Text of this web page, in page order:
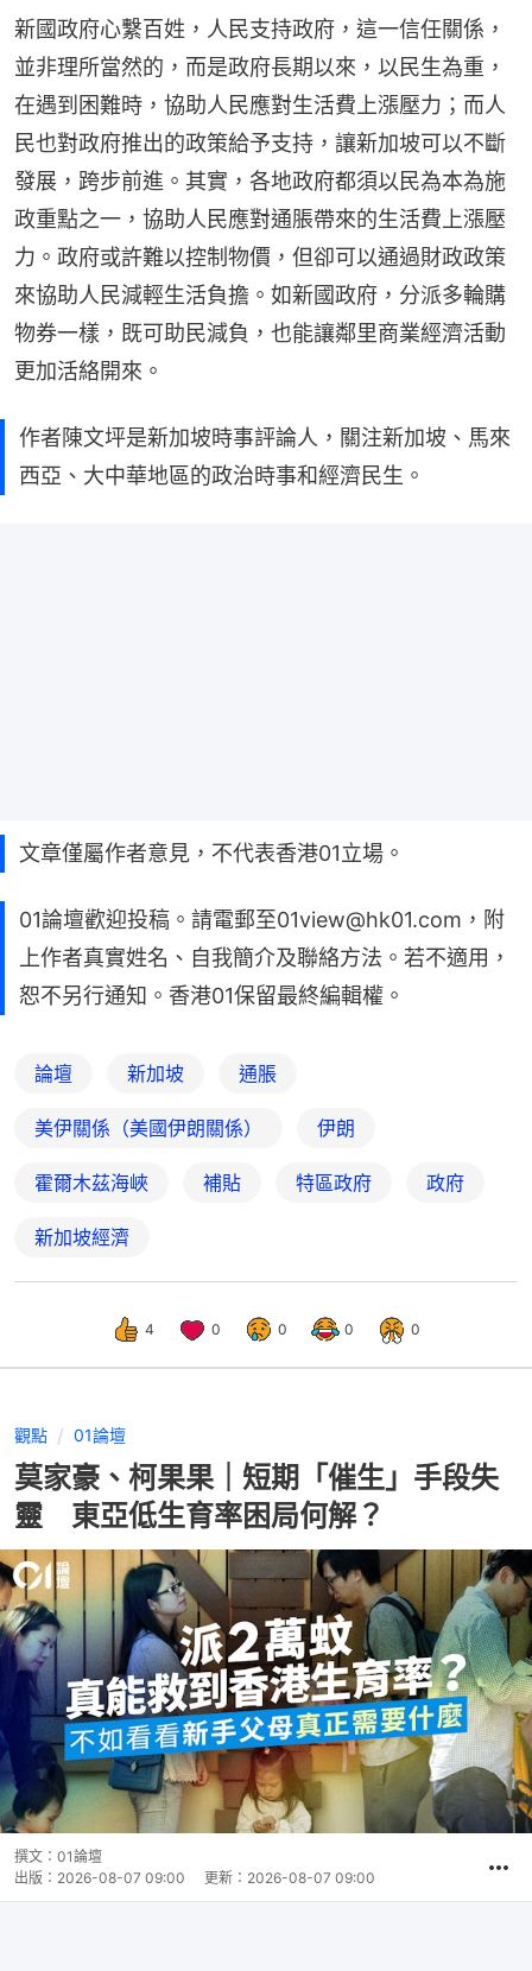
新國政府心繫百姓，人民支持政府，這一信任關係，
並非理所當然的，而是政府長期以來，以民生為重，
在遇到困難時，協助人民應對生活費上漲壓力；而人
民也對政府推出的政策給予支持，讓新加坡可以不斷
發展，跨步前進。其實，各地政府都須以民為本為施
政重點之一，協助人民應對通脹帶來的生活費上漲壓
力。政府或許難以控制物價，但卻可以通過財政政策
來協助人民減輕生活負擔。如新國政府，分派多輪購
物券一樣，既可助民減負，也能讓鄰里商業經濟活動
更加活絡開來。
作者陳文坪是新加坡時事評論人，關注新加坡、馬來
西亞、大中華地區的政治時事和經濟民生。
文章僅屬作者意見，不代表香港01立場。
01論壇歡迎投稿。請電郵至01view@hk01.com，附
上作者真實姓名、自我簡介及聯絡方法。若不適用，
恕不另行通知。香港01保留最終編輯權。
論壇 新加坡 通脹
美伊關係（美國伊朗關係） 伊朗
霍爾木茲海峽 補貼 特區政府 政府
新加坡經濟
4 0 0 0 0
觀點 01論壇
莫家豪、柯果果｜短期「催生」手段失
靈 東亞低生育率困局何解？
撰文： 01論壇
出版： 2026-08-07 09:00 更新： 2026-08-07 09:00